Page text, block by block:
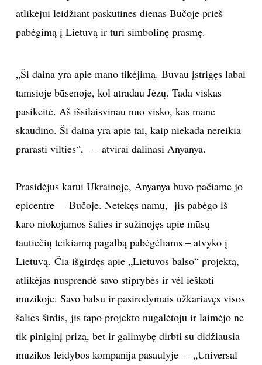
TEATRAS
FOTOGRAFIJA
MENAS
ISTORIJA
KNYGOS
INTERJERAS
VIRTUVĖ
atlikėjui leidžiant paskutines dienas Bučoje prieš
pabėgimą į Lietuvą ir turi simbolinę prasmę.
„Ši daina yra apie mano tikėjimą. Buvau įstrigęs labai
tamsioje būsenoje, kol atradau Jėzų. Tada viskas
pasikeitė. Aš išsilaisvinau nuo visko, kas mane
skaudino. Ši daina yra apie tai, kaip niekada nereikia
prarasti vilties“, – atvirai dalinasi Anyanya.
Prasidėjus karui Ukrainoje, Anyanya buvo pačiame jo
epicentre – Bučoje. Netekęs namų, jis pabėgo iš
karo niokojamos šalies ir sužinojęs apie mūsų
tautiečių teikiamą pagalbą pabėgėliams – atvyko į
Lietuvą. Čia išgirdęs apie „Lietuvos balso“ projektą,
atlikėjas nusprendė savo stiprybės ir vėl ieškoti
muzikoje. Savo balsu ir pasirodymais užkariavęs visos
šalies širdis, jis tapo projekto nugalėtoju ir laimėjo ne
tik piniginį prizą, bet ir galimybę dirbti su didžiausia
muzikos leidybos kompanija pasaulyje – „Universal